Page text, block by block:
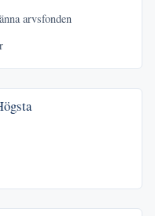
arvsfonden